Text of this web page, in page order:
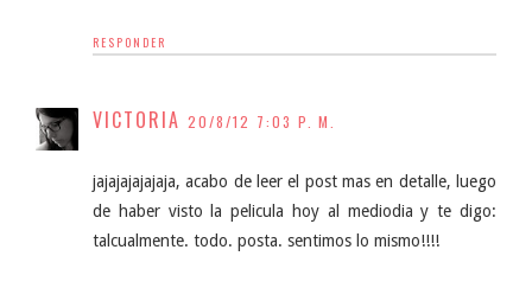
RESPONDER
VICTORIA 20/8/12 7:03 P. M.
jajajajajajaja, acabo de leer el post mas en detalle, luego
de haber visto la pelicula hoy al mediodia y te digo:
talcualmente. todo. posta. sentimos lo mismo!!!!